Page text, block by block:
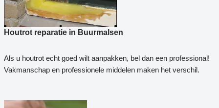
Houtrot reparatie in Buurmalsen
Als u houtrot echt goed wilt aanpakken, bel dan een professional!
Vakmanschap en professionele middelen maken het verschil.